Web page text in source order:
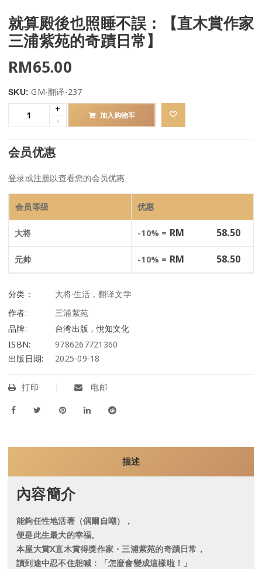
就算殿後也照睡不誤：【直木賞作家
三浦紫苑的奇蹟日常】
RM65.00
SKU:GM-翻译-237
加入购物车
会员优惠
登录或注册以查看您的会员优惠
会员等级 优惠
大将 -10% = RM 58.50
元帅 -10% = RM 58.50
分类： 大将·生活 , 翻译文学
作者:
三浦紫苑
品牌:
台湾出版 ,悅知文化
ISBN:
9786267721360
出版日期:
2025-09-18
打印 电邮
描述
內容簡介
能夠任性地活著（偶爾自嘲），
便是此生最大的幸福。
本屋大賞X直木賞得獎作家・三浦紫苑的奇蹟日常，
讀到途中忍不住想喊：「怎麼會變成這樣啦！」